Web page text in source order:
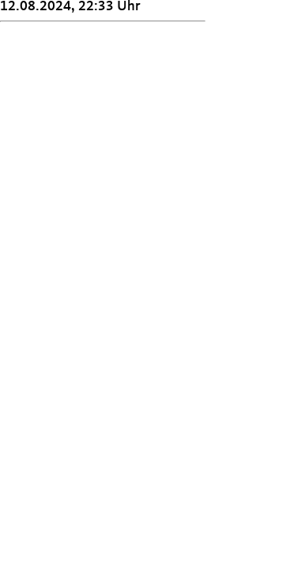
12.08.2024, 22:33 Uhr